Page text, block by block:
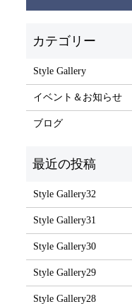
Style Gallery
イベント＆お知らせ
ブログ
Style Gallery32
Style Gallery31
Style Gallery30
Style Gallery29
Style Gallery28